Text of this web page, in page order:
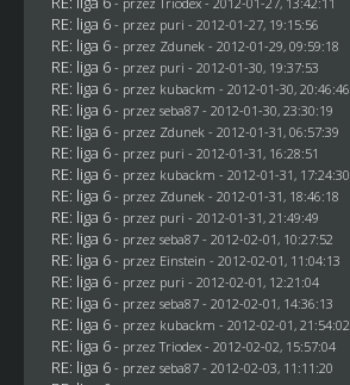
RE: liga 6 - przez puri - 2012-01-27, 19:15:56
RE: liga 6 - przez Zdunek - 2012-01-29, 09:59:18
RE: liga 6 - przez puri - 2012-01-30, 19:37:53
RE: liga 6 - przez kubackm - 2012-01-30, 20:46:46
RE: liga 6 - przez seba87- 2012-01-30, 23:30:19
RE: liga 6 - przez Zdunek - 2012-01-31, 06:57:39
RE: liga 6 - przez puri - 2012-01-31, 16:28:51
RE: liga 6 - przez kubackm - 2012-01-31, 17:24:30
RE: liga 6 - przez Zdunek - 2012-01-31, 18:46:18
RE: liga 6 - przez puri - 2012-01-31, 21:49:49
RE: liga 6 - przez seba87- 2012-02-01, 10:27:52
RE: liga 6 - przez Einstein - 2012-02-01, 11:04:13
RE: liga 6 - przez puri - 2012-02-01, 12:21:04
RE: liga 6 - przez seba87- 2012-02-01, 14:36:13
RE: liga 6 - przez kubackm - 2012-02-01, 21:54:02
RE: liga 6 - przezTriodex- 2012-02-02, 15:57:04
RE: liga 6 - przez seba87- 2012-02-03, 11:11:20